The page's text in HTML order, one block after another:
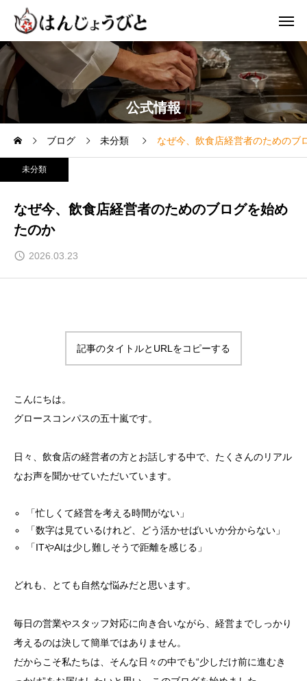
公式情報
ブログ 未分類 なぜ今、飲食店経営者のためのブ
未分類
なぜ今、飲食店経営者のためのブログを始め
たのか
2026.03.23
記事のタイトルとURLをコピーする
こんにちは。
グロースコンパスの五十嵐です。
日々、飲食店の経営者の方とお話しする中で、たくさんのリアル
なお声を聞かせていただいています。
「忙しくて経営を考える時間がない」
「数字は見ているけれど、どう活かせばいいか分からない」
「ITやAIは少し難しそうで距離を感じる」
どれも、とても自然な悩みだと思います。
毎日の営業やスタッフ対応に向き合いながら、経営までしっかり
考えるのは決して簡単ではありません。
だからこそ私たちは、そんな日々の中でも“少しだけ前に進むき